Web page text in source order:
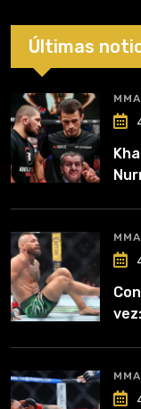
Últimas
MMA
MMA
MMA